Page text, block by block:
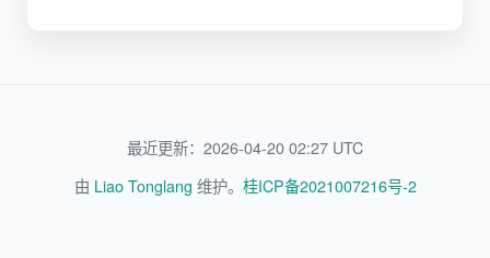
最近更新：2026-04-20 02:27 UTC
由 Liao Tonglang 维护。 桂ICP备2021007216号-2